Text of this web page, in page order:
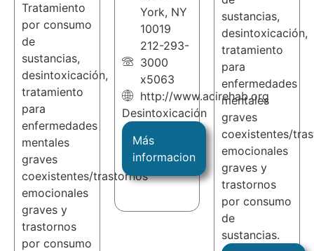
Tratamiento
por consumo
de
sustancias,
desintoxicación,
tratamiento
para
enfermedades
mentales
graves
coexistentes/trastornos
emocionales
graves y
trastornos
por consumo
York, NY
10019
212-293-
3000
x5063
http://www.acirehab.org
Desintoxicación
Más
informacion
sustancias,
desintoxicación,
tratamiento
para
enfermedades
mentales
graves
coexistentes/
emocionales
graves y
trastornos
por consumo
de
sustancias.